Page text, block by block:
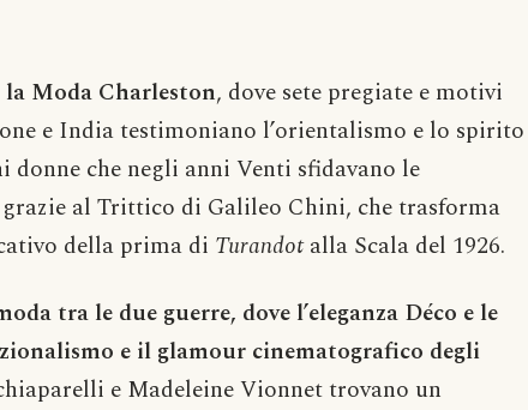
la Moda Charleston, dove sete pregiate e motivi
e India testimoniano l’orientalismo e lo spirito
donne che negli anni Venti sfidavano le
al Trittico di Galileo Chini, che trasforma
della prima di Turandotalla Scala del 1926.
tra le due guerre, dove l’eleganza Déco e le
e il glamour cinematografico degli
e Madeleine Vionnet trovano un